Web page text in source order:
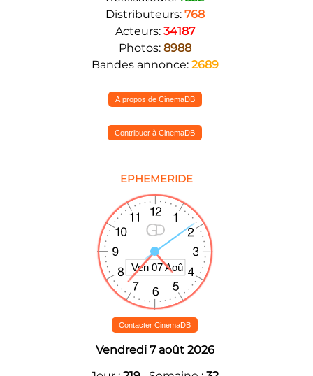
Distributeurs: 768
Acteurs: 34187
Photos: 8988
Bandes annonce: 2689
A propos de CinemaDB
Contribuer à CinemaDB
EPHEMERIDE
Contacter CinemaDB
Vendredi 7 août 2026